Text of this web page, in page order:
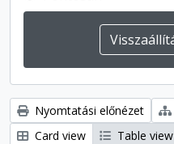
Nyomtatási előnézet
Card view
Table view